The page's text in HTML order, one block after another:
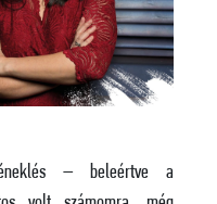
– beleértve a